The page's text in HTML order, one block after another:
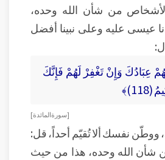
من شأن الله وحده،
عيسى عليه وعلى نبينا أفضل
عِبَادُكَ وَإِنْ تَغْفِرْ لَهُمْ فَإِنَّكَ
[ سورة المائدة ]
نفسك ألا تُقيّم أحداً، قل:
شأن الله وحده، هذا من حيث